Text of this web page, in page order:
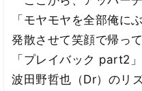
「モヤモヤを全部俺に
発散させて笑顔で帰っ
「プレイバック part2
波田野哲也（Dr）のリ